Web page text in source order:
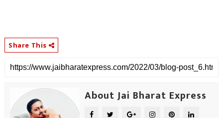
Share This
About Jai Bharat Express